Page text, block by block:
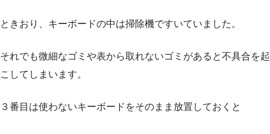
ときおり、キーボードの中は掃除機ですいていました。
それでも微細なゴミや表から取れないゴミがあると不具合を起
こしてしまいます。
３番目は使わないキーボードをそのまま放置しておくと